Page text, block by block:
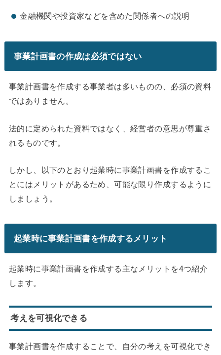
金融機関や投資家などを含めた関係者への説明
事業計画書の作成は必須ではない
事業計画書を作成する事業者は多いものの、必須の資料
ではありません。
法的に定められた資料ではなく、経営者の意思が尊重さ
れるものです。
しかし、以下のとおり起業時に事業計画書を作成するこ
とにはメリットがあるため、可能な限り作成するように
しましょう。
起業時に事業計画書を作成するメリット
起業時に事業計画書を作成する主なメリットを4つ紹介
します。
考えを可視化できる
事業計画書を作成することで、自分の考えを可視化でき